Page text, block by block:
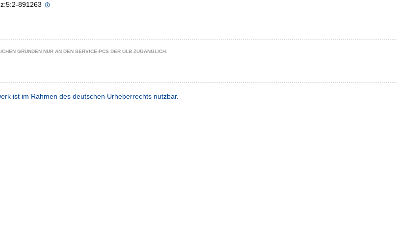
891263
GRÜNDEN NUR AN DEN SERVICE-PCS DER ULB ZUGÄNGLICH.
ist im Rahmen des deutschen Urheberrechts nutzbar.